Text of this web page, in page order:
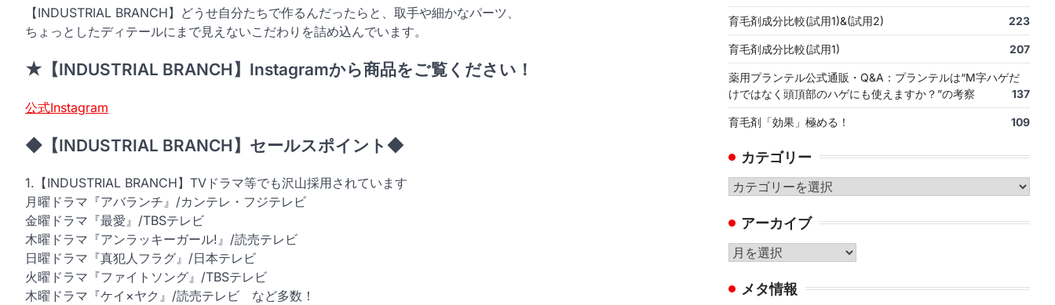
【INDUSTRIAL BRANCH】どうせ自分たちで作るんだったらと、取手や細かなパーツ、
ちょっとしたディテールにまで見えないこだわりを詰め込んでいます。
★【INDUSTRIAL BRANCH】Instagramから商品をご覧ください！
公式Instagram
◆【INDUSTRIAL BRANCH】セールスポイント◆
1.【INDUSTRIAL BRANCH】TVドラマ等でも沢山採用されています
月曜ドラマ『アバランチ』/カンテレ・フジテレビ
金曜ドラマ『最愛』/TBSテレビ
木曜ドラマ『アンラッキーガール!』/読売テレビ
日曜ドラマ『真犯人フラグ』/日本テレビ
火曜ドラマ『ファイトソング』/TBSテレビ
木曜ドラマ『ケイ×ヤク』/読売テレビ など多数！
育毛剤成分比較(試用1)&(試用2) 223
育毛剤成分比較(試用1) 207
薬用プランテル公式通販・Q&A：プランテルは“M字ハゲだ
けではなく頭頂部のハゲにも使えますか？”の考察
137
育毛剤「効果」極める！ 109
カテゴリー
カ
ゴ
リ
ー
アーカイブ
ア
カ メタ情報